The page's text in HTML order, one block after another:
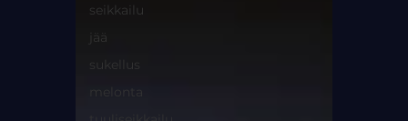
seikkailu
jää
sukellus
melonta